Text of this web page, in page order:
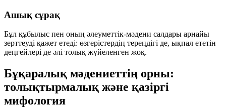
Ашық сұрақ
Бұл құбылыс пен оның әлеуметтік-мәдени салдары арнайы
зерттеуді қажет етеді: өзгерістердің тереңдігі де, ықпал ететін
деңгейлері де әлі толық жүйеленген жоқ.
Бұқаралық мәдениеттің орны:
толықтырмалық және қазіргі
мифология